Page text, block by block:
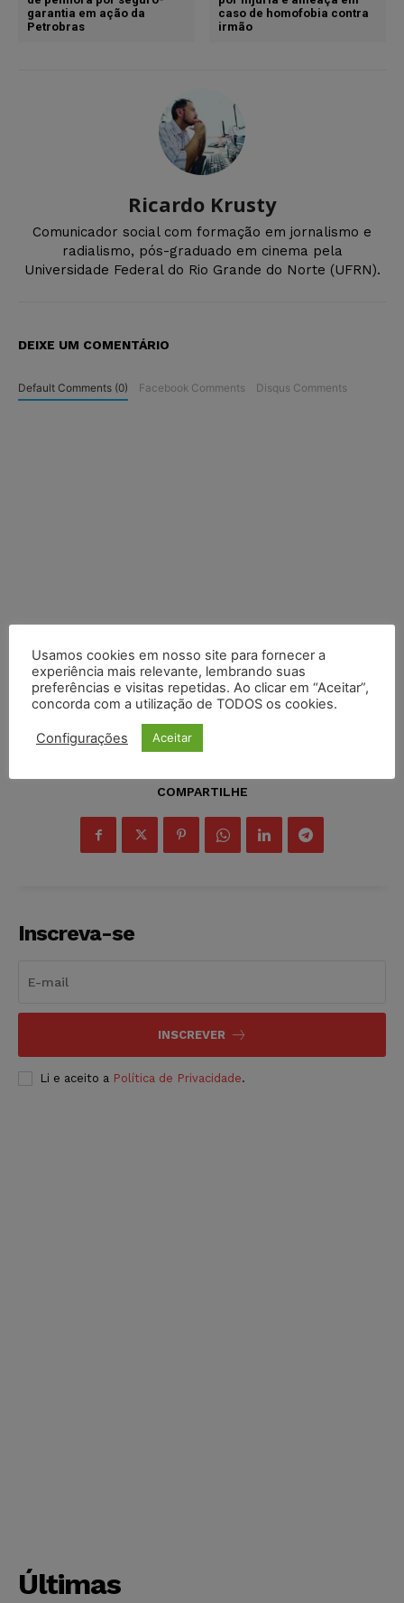
garantia em ação da
Petrobras
caso de homofobia contra
irmão
Ricardo Krusty
Comunicador social com formação em jornalismo e
radialismo, pós-graduado em cinema pela
Universidade Federal do Rio Grande do Norte (UFRN).
DEIXE UM COMENTÁRIO
Default Comments (0) Facebook Comments Disqus Comments
COMPARTILHE
Inscreva-se
INSCREVER
Li e aceito a Política de Privacidade.
Últimas
Usamos cookies em nosso site para fornecer a
experiência mais relevante, lembrando suas
preferências e visitas repetidas. Ao clicar em “Aceitar”,
concorda com a utilização de TODOS os cookies.
Configurações Aceitar